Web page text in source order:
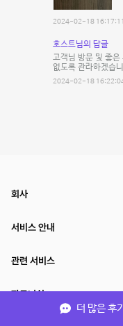
2024-02-18 16:17:11
호스트님의 답글
고객님 방문 및 좋은
없도록 관라하겠습
2024-02-18
더 많은 후
회사
서비스 안내
관련 서비스
파트너쉽